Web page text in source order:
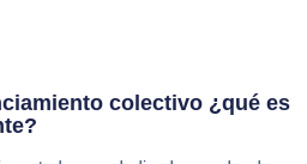
colectivo ¿qué es